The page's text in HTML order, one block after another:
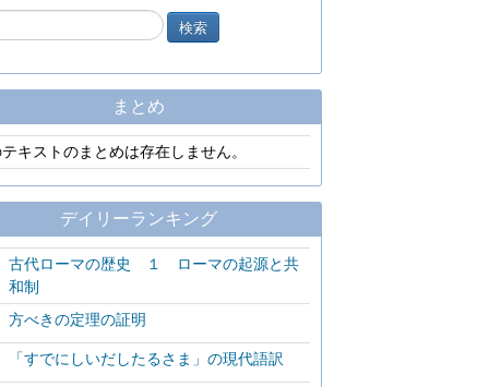
まとめ
テキストのまとめは存在しません。
デイリーランキング
古代ローマの歴史 １ ローマの起源と共
和制
方べきの定理の証明
「すでにしいだしたるさま」の現代語訳